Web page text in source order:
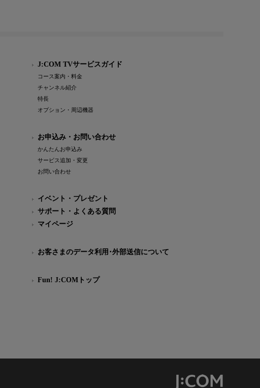
J:COM TVサービスガイド
コース案内・料金
チャンネル紹介
特長
オプション・周辺機器
お申込み・お問い合わせ
かんたんお申込み
サービス追加・変更
お問い合わせ
イベント・プレゼント
サポート・よくある質問
マイページ
お客さまのデータ利用･外部送信について
Fun! J:COMトップ